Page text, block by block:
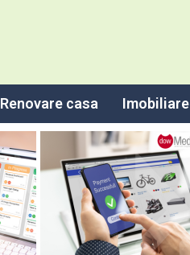
Renovare casa Imobiliare